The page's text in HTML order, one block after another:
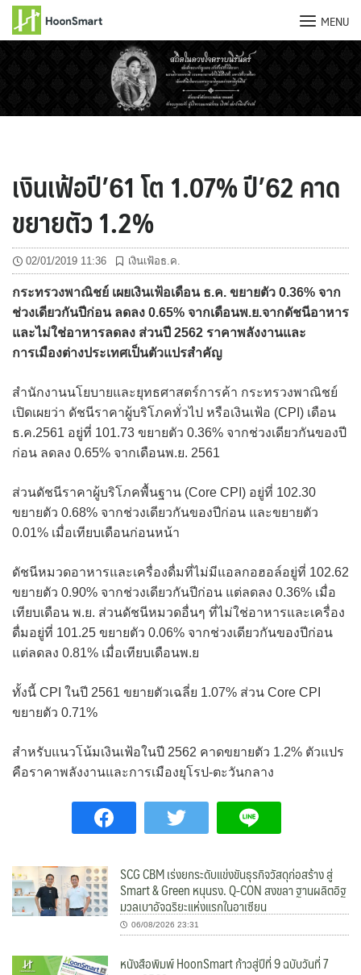
MENU
เงินเฟ้อปี’61 โต 1.07% ปี’62 คาด
ขยายตัว 1.2%
02/01/2019 11:36 เงินเฟ้อธ.ค.
กระทรวงพาณิชย์ เผยเงินเฟ้อเดือน ธ.ค. ขยายตัว 0.36% จาก
ช่วงเดียวกันปีก่อน ลดลง 0.65% จากเดือนพ.ย.จากดัชนีอาหาร
และไม่ใช่อาหารลดลง ส่วนปี 2562 ราคาพลังงานและ
การเมืองต่างประเทศเป็นตัวแปรสำคัญ
สำนักงานนโยบายและยุทธศาสตร์การค้า กระทรวงพาณิชย์
เปิดเผยว่า ดัชนีราคาผู้บริโภคทั่วไป หรือเงินเฟ้อ (CPI) เดือน
ธ.ค.2561 อยู่ที่ 101.73 ขยายตัว 0.36% จากช่วงเดียวกันของปี
ก่อน ลดลง 0.65% จากเดือนพ.ย. 2561
ส่วนดัชนีราคาผู้บริโภคพื้นฐาน (Core CPI) อยู่ที่ 102.30
ขยายตัว 0.68% จากช่วงเดียวกันของปีก่อน และขยายตัว
0.01% เมื่อเทียบเดือนก่อนหน้า
ดัชนีหมวดอาหารและเครื่องดื่มที่ไม่มีแอลกอฮอล์อยู่ที่ 102.62
ขยายตัว 0.90% จากช่วงเดียวกันปีก่อน แต่ลดลง 0.36% เมื่อ
เทียบเดือน พ.ย. ส่วนดัชนีหมวดอื่นๆ ที่ไม่ใช่อาหารและเครื่อง
ดื่มอยู่ที่ 101.25 ขยายตัว 0.06% จากช่วงเดียวกันของปีก่อน
แต่ลดลง 0.81% เมื่อเทียบเดือนพ.ย
ทั้งนี้ CPI ในปี 2561 ขยายตัวเฉลี่ย 1.07% ส่วน Core CPI
ขยายตัว 0.71%
สำหรับแนวโน้มเงินเฟ้อในปี 2562 คาดขยายตัว 1.2% ตัวแปร
คือราคาพลังงานและการเมืองยุโรป-ตะวันกลาง
SCG CBM เร่งยกระดับแข่งขันธุรกิจวัสดุก่อสร้าง สู่
Smart & Green หนุนรง. Q-CON สงขลา ฐานผลิตอิฐ
มวลเบาอัจฉริยะแห่งแรกในอาเซียน
06/08/2026 23:31
หนังสือพิมพ์ HoonSmart ก้าวสู่ปีที่ 9 ฉบับวันที่ 7